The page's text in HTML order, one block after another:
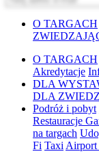
O TARGACH
O TARGACH
Akredytacje
DLA
DLA
Podróż i pobyt
Restauracje
na targach
Fi Taxi Airport